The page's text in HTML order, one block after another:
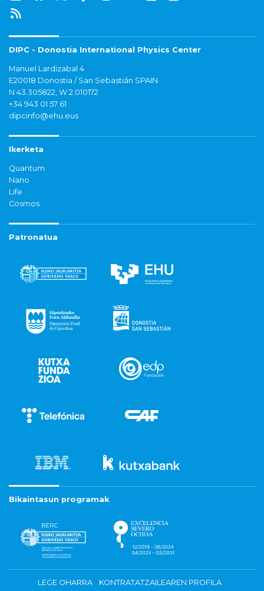
DIPC - Donostia International Physics Center
Manuel Lardizabal 4
E20018 Donostia / San Sebastián SPAIN
N 43.305822, W 2.010172
+34 943 01 57 61
dipcinfo@ehu.eus
Ikerketa
Quantum
Nano
Life
Cosmos
Patronatua
Bikaintasun programak
LEGE OHARRA
KONTRATATZAILEAREN PROFILA